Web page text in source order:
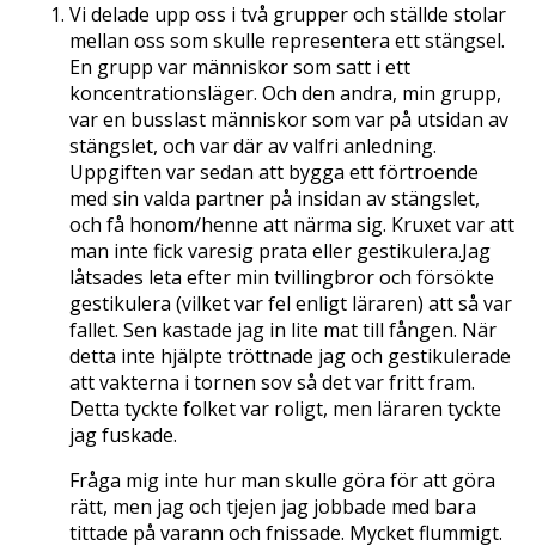
Vi delade upp oss i två grupper och ställde stolar
mellan oss som skulle representera ett stängsel.
En grupp var människor som satt i ett
koncentrationsläger. Och den andra, min grupp,
var en busslast människor som var på utsidan av
stängslet, och var där av valfri anledning.
Uppgiften var sedan att bygga ett förtroende
med sin valda partner på insidan av stängslet,
och få honom/henne att närma sig. Kruxet var att
man inte fick varesig prata eller gestikulera.Jag
låtsades leta efter min tvillingbror och försökte
gestikulera (vilket var fel enligt läraren) att så var
fallet. Sen kastade jag in lite mat till fången. När
detta inte hjälpte tröttnade jag och gestikulerade
att vakterna i tornen sov så det var fritt fram.
Detta tyckte folket var roligt, men läraren tyckte
jag fuskade.
Fråga mig inte hur man skulle göra för att göra
rätt, men jag och tjejen jag jobbade med bara
tittade på varann och fnissade. Mycket flummigt.